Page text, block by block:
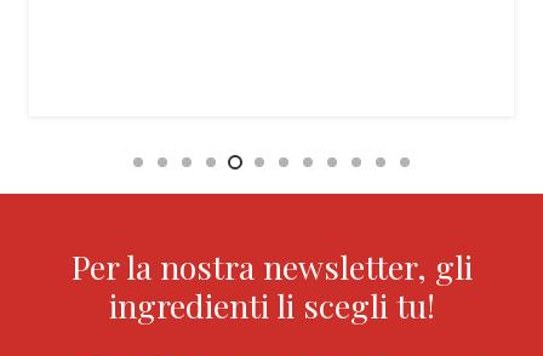
Per la nostra newsletter, gli
ingredienti li scegli tu!